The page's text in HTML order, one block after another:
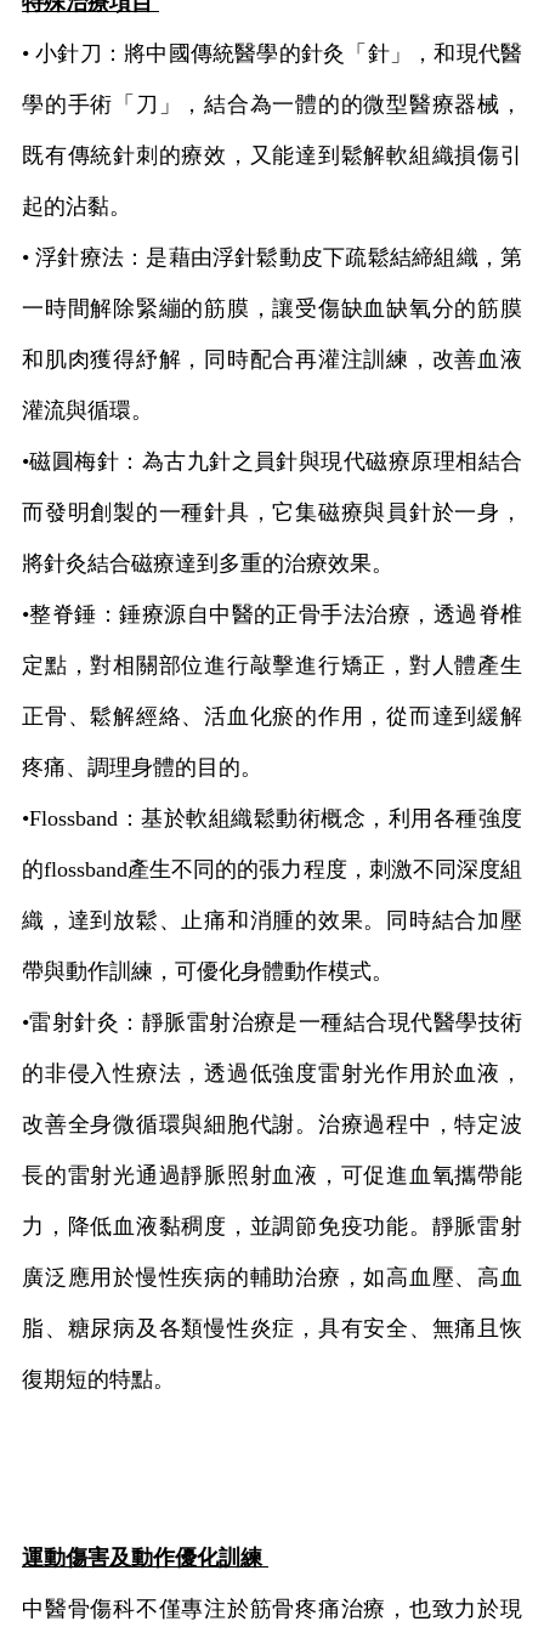
• 小針刀：將中國傳統醫學的針灸「針」，和現代醫
學的手術「刀」，結合為一體的的微型醫療器械，
既有傳統針刺的療效，又能達到鬆解軟組織損傷引
起的沾黏。
• 浮針療法：是藉由浮針鬆動皮下疏鬆結締組織，第
一時間解除緊繃的筋膜，讓受傷缺血缺氧分的筋膜
和肌肉獲得紓解，同時配合再灌注訓練，改善血液
灌流與循環。
•磁圓梅針：為古九針之員針與現代磁療原理相結合
而發明創製的一種針具，它集磁療與員針於一身，
將針灸結合磁療達到多重的治療效果。
•整脊錘：錘療源自中醫的正骨手法治療，透過脊椎
定點，對相關部位進行敲擊進行矯正，對人體產生
正骨、鬆解經絡、活血化瘀的作用，從而達到緩解
疼痛、調理身體的目的。
•Flossband ：基於軟組織鬆動術概念，利用各種強度
的flossband產生不同的的張力程度，刺激不同深度組
織，達到放鬆、止痛和消腫的效果。同時結合加壓
帶與動作訓練，可優化身體動作模式。
•雷射針灸：靜脈雷射治療是一種結合現代醫學技術
的非侵入性療法，透過低強度雷射光作用於血液，
改善全身微循環與細胞代謝。治療過程中，特定波
長的雷射光通過靜脈照射血液，可促進血氧攜帶能
力，降低血液黏稠度，並調節免疫功能。靜脈雷射
廣泛應用於慢性疾病的輔助治療，如高血壓、高血
脂、糖尿病及各類慢性炎症，具有安全、無痛且恢
復期短的特點。
運動傷害及動作優化訓練
中醫骨傷科不僅專注於筋骨疼痛治療，也致力於現